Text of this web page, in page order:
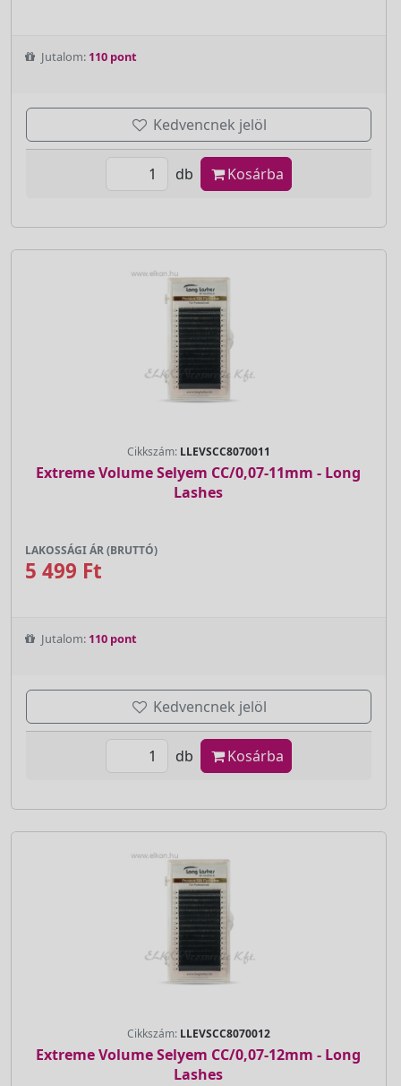
Jutalom: 110 pont
Kedvencnek jelöl
db Kosárba
Cikkszám: LLEVSCC8070011
Extreme Volume Selyem CC/0,07-11mm - Long
Lashes
LAKOSSÁGI ÁR (BRUTTÓ)
5 499 Ft
Jutalom: 110 pont
Kedvencnek jelöl
db Kosárba
Cikkszám: LLEVSCC8070012
Extreme Volume Selyem CC/0,07-12mm - Long
Lashes